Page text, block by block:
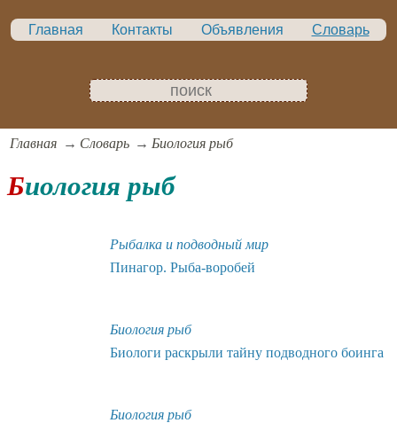
Главная Контакты Объявления Словарь
Главная Словарь Биология рыб
Биология рыб
Рыбалка и подводный мир
Пинагор. Рыба-воробей
Биология рыб
Биологи раскрыли тайну подводного боинга
Биология рыб